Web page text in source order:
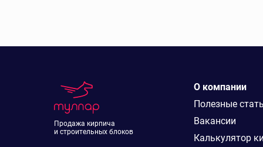
Продажа кирпича
и строительных блоков
О компании
Полезные
Вакансии
Калькулятор